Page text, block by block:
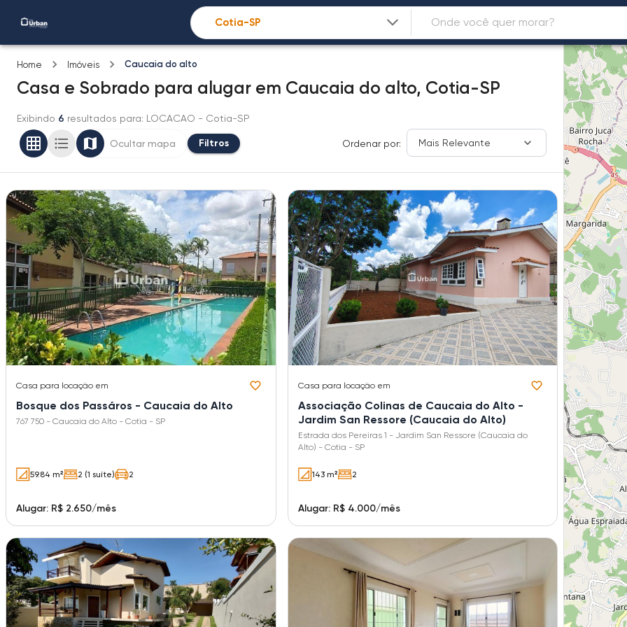
Home Imóveis Caucaia do alto
Casa e Sobrado para alugar em Caucaia do alto, Cotia-SP
Exibindo 6 resultados para: LOCACAO - Cotia-SP
Ocultar mapa Filtros Ordenar por: Mais Relevante
Casa para locação em
Bosque dos Passáros - Caucaia do Alto
767 750 - Caucaia do Alto - Cotia - SP
59.84 m² 2 (1 suíte) 2
Alugar: R$ 2.650/mês
Casa para locação em
Associação Colinas de Caucaia do Alto -
Jardim San Ressore (Caucaia do Alto)
Estrada dos Pereiras 1 - Jardim San Ressore (Caucaia do
Alto) - Cotia - SP
143 m² 2
Alugar: R$ 4.000/mês